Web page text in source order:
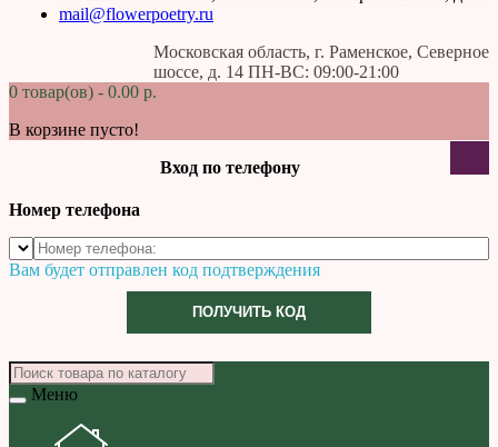
mail@flowerpoetry.ru
Московская область, г. Раменское, Северное
шоссе, д. 14 ПН-ВС: 09:00-21:00
0 товар(ов) - 0.00 р.
В корзине пусто!
Вход по телефону
Номер телефона
Вам будет отправлен код подтверждения
ПОЛУЧИТЬ КОД
Меню